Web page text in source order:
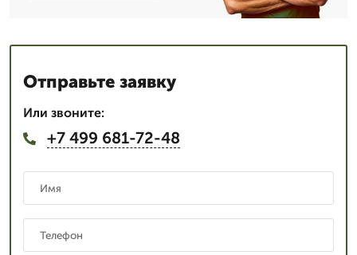
Отправьте заявку
Или звоните:
+7 499 681-72-48